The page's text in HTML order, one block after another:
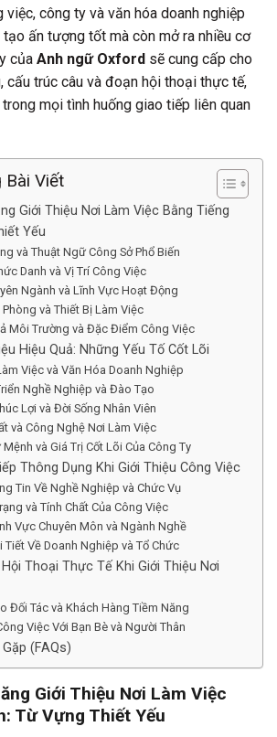
công ty và văn hóa doanh nghiệp
ấn tượng tốt mà còn mở ra nhiều cơ
của Anh ngữ Oxford sẽ cung cấp cho
cấu trúc câu và đoạn hội thoại thực tế,
mọi tình huống giao tiếp liên quan
Bài Viết
Giới Thiệu Nơi Làm Việc Bằng Tiếng
Yếu
và Thuật Ngữ Công Sở Phổ Biến
Danh và Vị Trí Công Việc
Ngành và Lĩnh Vực Hoạt Động
và Thiết Bị Làm Việc
Môi Trường và Đặc Điểm Công Việc
Hiệu Quả: Những Yếu Tố Cốt Lõi
Việc và Văn Hóa Doanh Nghiệp
Nghề Nghiệp và Đào Tạo
Lợi và Đời Sống Nhân Viên
và Công Nghệ Nơi Làm Việc
Mệnh và Giá Trị Cốt Lõi Của Công Ty
Thông Dụng Khi Giới Thiệu Công Việc
Tin Về Nghề Nghiệp và Chức Vụ
và Tính Chất Của Công Việc
Vực Chuyên Môn và Ngành Nghề
Tiết Về Doanh Nghiệp và Tổ Chức
Thoại Thực Tế Khi Giới Thiệu Nơi
Đối Tác và Khách Hàng Tiềm Năng
Việc Với Bạn Bè và Người Thân
(FAQs)
Giới Thiệu Nơi Làm Việc
Từ Vựng Thiết Yếu